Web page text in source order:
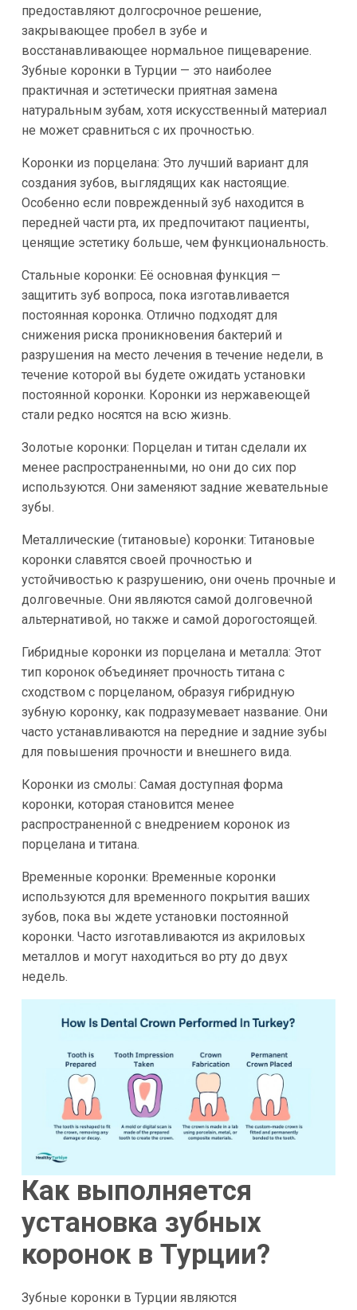
предоставляют долгосрочное решение,
закрывающее пробел в зубе и
восстанавливающее нормальное пищеварение.
Зубные коронки в Турции — это наиболее
практичная и эстетически приятная замена
натуральным зубам, хотя искусственный материал
не может сравниться с их прочностью.
Коронки из порцелана: Это лучший вариант для
создания зубов, выглядящих как настоящие.
Особенно если поврежденный зуб находится в
передней части рта, их предпочитают пациенты,
ценящие эстетику больше, чем функциональность.
Стальные коронки: Её основная функция —
защитить зуб вопроса, пока изготавливается
постоянная коронка. Отлично подходят для
снижения риска проникновения бактерий и
разрушения на место лечения в течение недели, в
течение которой вы будете ожидать установки
постоянной коронки. Коронки из нержавеющей
стали редко носятся на всю жизнь.
Золотые коронки: Порцелан и титан сделали их
менее распространенными, но они до сих пор
используются. Они заменяют задние жевательные
зубы.
Металлические (титановые) коронки: Титановые
коронки славятся своей прочностью и
устойчивостью к разрушению, они очень прочные и
долговечные. Они являются самой долговечной
альтернативой, но также и самой дорогостоящей.
Гибридные коронки из порцелана и металла: Этот
тип коронок объединяет прочность титана с
сходством с порцеланом, образуя гибридную
зубную коронку, как подразумевает название. Они
часто устанавливаются на передние и задние зубы
для повышения прочности и внешнего вида.
Коронки из смолы: Самая доступная форма
коронки, которая становится менее
распространенной с внедрением коронок из
порцелана и титана.
Временные коронки: Временные коронки
используются для временного покрытия ваших
зубов, пока вы ждете установки постоянной
коронки. Часто изготавливаются из акриловых
металлов и могут находиться во рту до двух
недель.
Как выполняется
установка зубных
коронок в Турции?
Зубные коронки в Турции являются